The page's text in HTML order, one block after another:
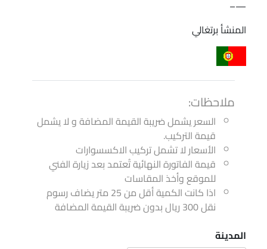
—–
المنشأ برتغالي
ملاحظات:
السعر يشمل ضريبة القيمة المضافة و لا يشمل
قيمة التركيب.
الأسعار لا تشمل تركيب الاكسسوارات
قيمة الفاتورة النهائية تُعتمد بعد زيارة الفني
للموقع وأخذ المقاسات
اذا كانت الكمية أقل من 25 متر يضاف رسوم
نقل 300 ريال بدون ضريبة القيمة المضافة
المدينة